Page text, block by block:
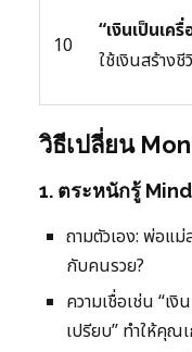
10
“เงินเป็นเค
ใช้เงินสร้าง
วิธีเปลี่ยน
1. ตระหนักรู้
ถามตัวเอง: พ่อแม่
กับคนรวย?
ความเชื่อเช่น “เ
เปรียบ” ทำให้คุณ